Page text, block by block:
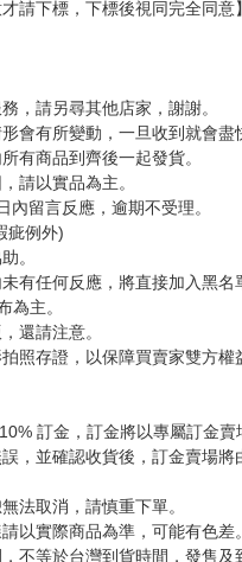
請下標，下標後視同完全同意】
，請另尋其他店家，謝謝。
有商品到齊後一起發貨。
請以實品為主。
內留言反應，逾期不受理。
例外)
。
有任何反應，將直接加入黑名
為主。